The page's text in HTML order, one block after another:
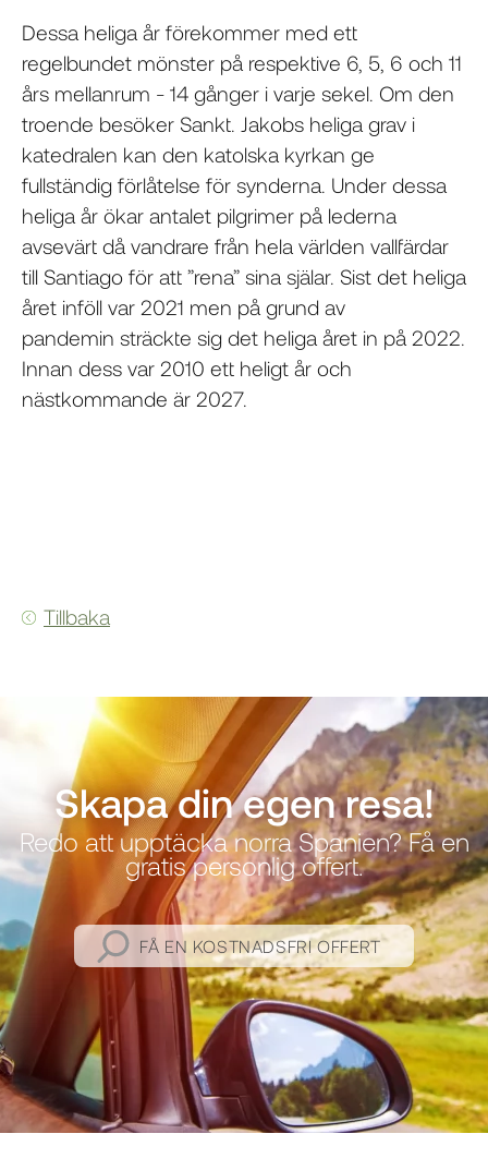
Dessa heliga år förekommer med ett
regelbundet mönster på respektive 6, 5, 6 och 11
års mellanrum - 14 gånger i varje sekel. Om den
troende besöker Sankt. Jakobs heliga grav i
katedralen kan den katolska kyrkan ge
fullständig förlåtelse för synderna. Under dessa
heliga år ökar antalet pilgrimer på lederna
avsevärt då vandrare från hela världen vallfärdar
till Santiago för att ”rena” sina själar. Sist det heliga
året inföll var 2021 men på grund av
pandemin sträckte sig det heliga året in på 2022.
Innan dess var 2010 ett heligt år och
nästkommande är 2027.
Tillbaka
Skapa din egen resa!
Redo att upptäcka norra Spanien? Få en
gratis personlig offert.
FÅ EN KOSTNADSFRI OFFERT